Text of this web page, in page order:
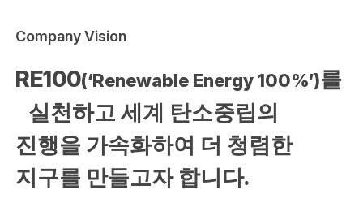
Company Vision
RE100(‘Renewable Energy 100%’)를
실천하고 세계 탄소중립의
진행을 가속화하여 더 청렴한
지구를 만들고자 합니다.